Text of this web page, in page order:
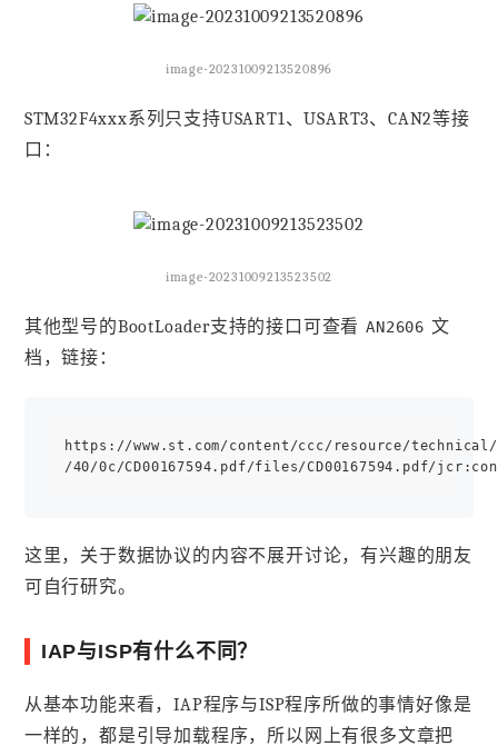
image-20231009213520896
STM32F4xxx系列只支持USART1、USART3、CAN2等接
口：
image-20231009213523502
其他型号的BootLoader支持的接口可查看 AN2606 文
档，链接：
https://www.st.com/content/ccc/resource/
这里，关于数据协议的内容不展开讨论，有兴趣的朋友
可自行研究。
IAP与ISP有什么不同？
从基本功能来看，IAP程序与ISP程序所做的事情好像是
一样的，都是引导加载程序，所以网上有很多文章把